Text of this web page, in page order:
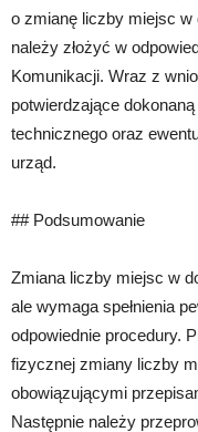
o zmianę liczby miejsc
należy złożyć w
Komunikacji. Wraz z
potwierdzające
technicznego oraz
urząd.
## Podsumowanie
Zmiana liczby miejsc w
ale wymaga spełnienia
odpowiednie procedury.
fizycznej zmiany liczby
obowiązującymi
Następnie należy